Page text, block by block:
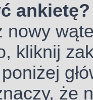
ankietę?
nowy
kliknij
że